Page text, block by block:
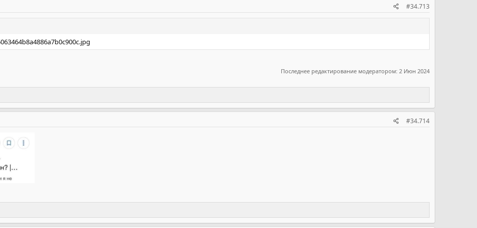
#34.713
Последнее редактирование модератором: 2 Июн 2024
#34.714